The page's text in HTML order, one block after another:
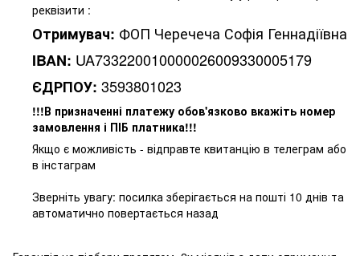
реквізити :
Отримувач: ФОП Черечеча Софія Геннадіївна
IBAN: UA733220010000026009330005179
ЄДРПОУ: 3593801023
!!!В призначенні платежу обов'язково вкажіть номер
замовлення і ПІБ платника!!!
Якщо є можливість - відправте квитанцію в телеграм або
в інстаграм
Зверніть увагу: посилка зберігається на пошті 10 днів та
автоматично повертається назад